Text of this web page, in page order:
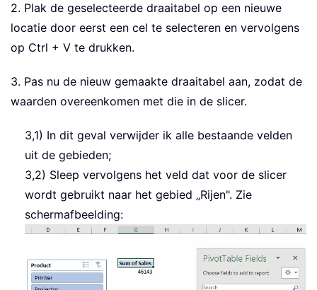
2. Plak de geselecteerde draaitabel op een nieuwe
locatie door eerst een cel te selecteren en vervolgens
op Ctrl + V te drukken.
3. Pas nu de nieuw gemaakte draaitabel aan, zodat de
waarden overeenkomen met die in de slicer.
3,1) In dit geval verwijder ik alle bestaande velden
uit de gebieden;
3,2) Sleep vervolgens het veld dat voor de slicer
wordt gebruikt naar het gebied „Rijen". Zie
schermafbeelding: